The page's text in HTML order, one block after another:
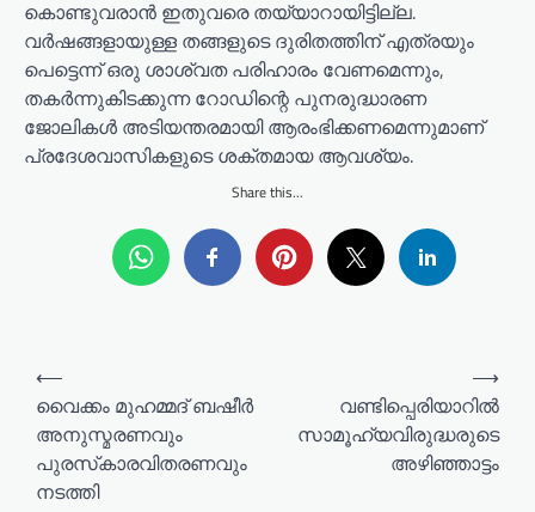
കൊണ്ടുവരാൻ ഇതുവരെ തയ്യാറായിട്ടില്ല.
വർഷങ്ങളായുള്ള തങ്ങളുടെ ദുരിതത്തിന് എത്രയും
പെട്ടെന്ന് ഒരു ശാശ്വത പരിഹാരം വേണമെന്നും,
തകർന്നുകിടക്കുന്ന റോഡിന്റെ പുനരുദ്ധാരണ
ജോലികൾ അടിയന്തരമായി ആരംഭിക്കണമെന്നുമാണ്
പ്രദേശവാസികളുടെ ശക്തമായ ആവശ്യം.
Share this...
⟵
വൈക്കം മുഹമ്മദ് ബഷീർ
അനുസ്മരണവും
പുരസ്‌കാരവിതരണവും
നടത്തി
വണ്ടിപ്പെരിയാറിൽ
സാമൂഹ്യവിരുദ്ധരുടെ
അഴിഞ്ഞാട്ടം
⟶